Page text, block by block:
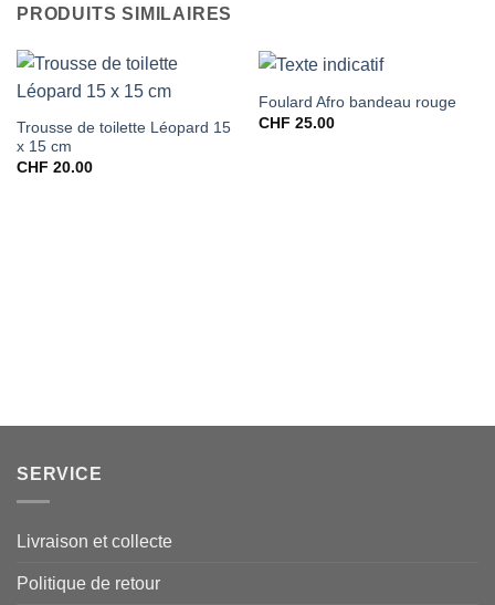
PRODUITS SIMILAIRES
Trousse de toilette Léopard 15
x 15 cm
CHF 20.00
Foulard Afro bandeau rouge
CHF 25.00
SERVICE
Livraison et collecte
Politique de retour